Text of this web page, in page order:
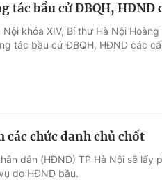
tác bầu cử ĐBQH, HĐND
khóa XIV, Bí thư Hà Nội
tác bầu cử ĐBQH, HĐND các
chức danh chủ chốt
dân (HĐND) TP Hà Nội sẽ lấy
do HĐND bầu.